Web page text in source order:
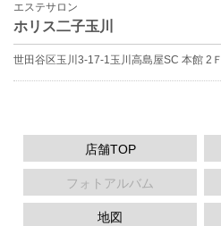
エステサロン
ホリス二子玉川
世田谷区玉川3-17-1玉川高島屋SC 本館 2Ｆ
店舗TOP
フォトアルバム
地図